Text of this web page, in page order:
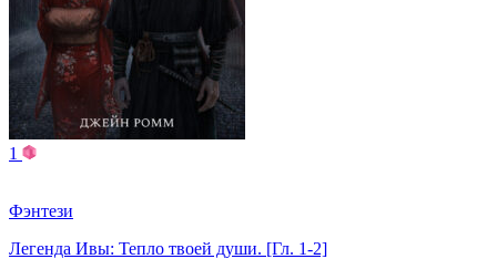
1
Фэнтези
Легенда Ивы: Тепло твоей души. [Гл. 1-2]